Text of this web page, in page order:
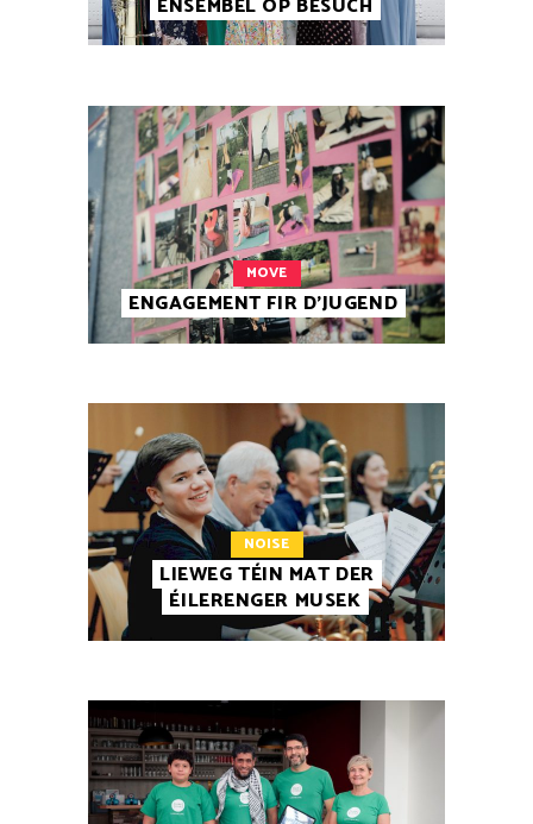
ENSEMBEL OP BESUCH
MOVE
ENGAGEMENT FIR D’JUGEND
NOISE
LIEWEG TÉIN MAT DER
ÉILERENGER MUSEK